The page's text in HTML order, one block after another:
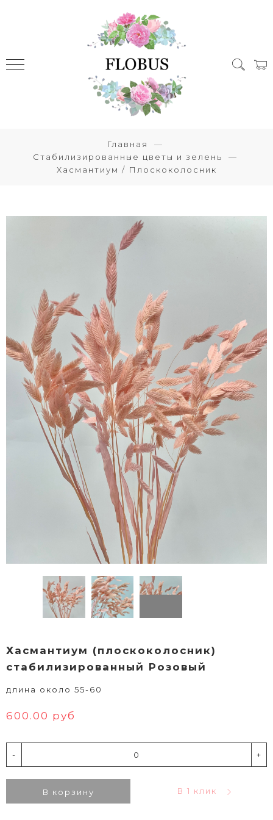
Главная
Стабилизированные цветы и зелень
Хасмантиум / Плоскоколосник
Хасмантиум (плоскоколосник)
стабилизированный Розовый
длина около 55-60
600.00 руб
- +
В корзину В 1 клик